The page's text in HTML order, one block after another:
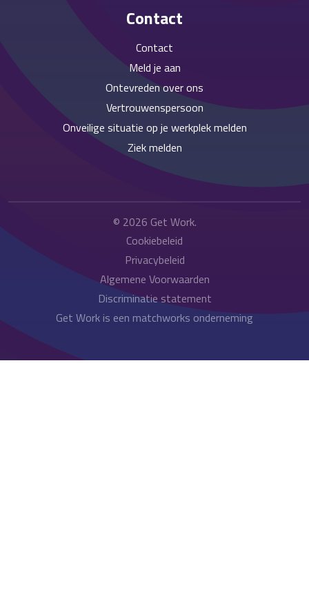
Contact
Contact
Meld je aan
Ontevreden over ons
Vertrouwenspersoon
Onveilige situatie op je werkplek melden
Ziek melden
© 2026 Get Work.
Cookiebeleid
Privacybeleid
Algemene Voorwaarden
Discriminatie statement
Get Work is een matchworks onderneming